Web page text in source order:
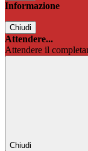
Informazione
Chiudi
Attendere...
Attendere il
Chiudi